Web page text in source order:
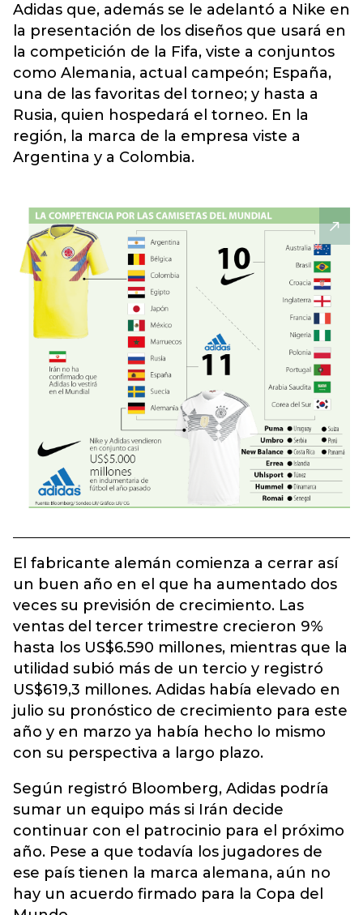
Adidas que, además se le adelantó a Nike en
la presentación de los diseños que usará en
la competición de la Fifa, viste a conjuntos
como Alemania, actual campeón; España,
una de las favoritas del torneo; y hasta a
Rusia, quien hospedará el torneo. En la
región, la marca de la empresa viste a
Argentina y a Colombia.
El fabricante alemán comienza a cerrar así
un buen año en el que ha aumentado dos
veces su previsión de crecimiento. Las
ventas del tercer trimestre crecieron 9%
hasta los US$6.590 millones, mientras que la
utilidad subió más de un tercio y registró
US$619,3 millones. Adidas había elevado en
julio su pronóstico de crecimiento para este
año y en marzo ya había hecho lo mismo
con su perspectiva a largo plazo.
Según registró Bloomberg, Adidas podría
sumar un equipo más si Irán decide
continuar con el patrocinio para el próximo
año. Pese a que todavía los jugadores de
ese país tienen la marca alemana, aún no
hay un acuerdo firmado para la Copa del